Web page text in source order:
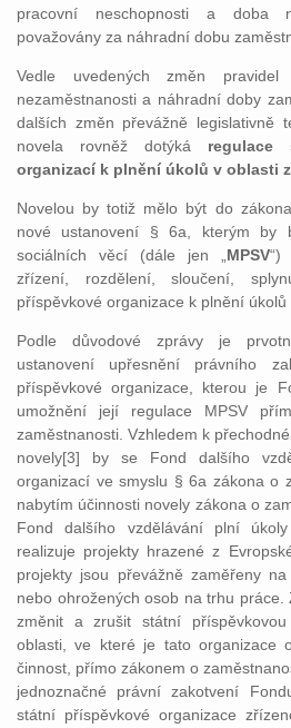
pracovní neschopnosti a doba
považovány za náhradní dobu
Vedle uvedených změn
nezaměstnanosti a náhradní doby
dalších změn převážně legislativně
novela rovněž dotýká regulace
organizací k plnění úkolů v oblasti
Novelou by totiž mělo být do
nové ustanovení § 6a, kterým by
sociálních věcí (dále jen „ MPSV“)
zřízení, rozdělení, sloučení,
příspěvkové organizace k plnění úkolů
Podle důvodové zprávy je
ustanovení upřesnění právního
příspěvkové organizace, kterou je
umožnění její regulace MPSV
zaměstnanosti. Vzhledem k
novely[3] by se Fond dalšího
organizací ve smyslu § 6a zákona o
nabytím účinnosti novely zákona o
Fond dalšího vzdělávání plní
realizuje projekty hrazené z
projekty jsou převážně zaměřeny
nebo ohrožených osob na trhu práce.
změnit a zrušit státní
oblasti, ve které je tato organizace
činnost, přímo zákonem o
jednoznačné právní zakotvení
státní příspěvkové organizace